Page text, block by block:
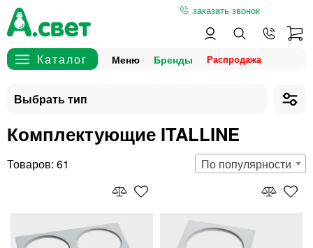
заказать звонок
Меню Бренды
Комплектующие ITALLINE
61 По популярности